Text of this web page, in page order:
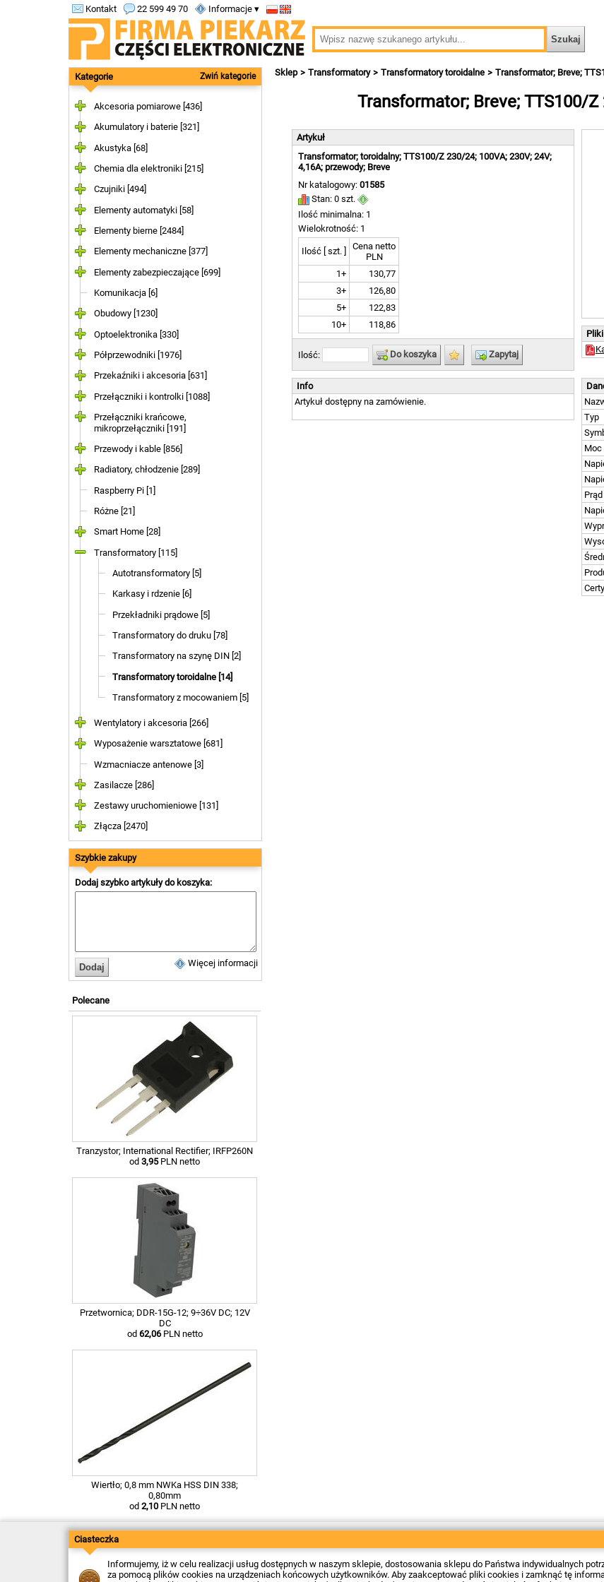
Kontakt 22 599 49 70 Informacje ▾
Kategorie Zwiń kategorie
Akcesoria pomiarowe [436]
Akumulatory i baterie [321]
Akustyka [68]
Chemia dla elektroniki [215]
Czujniki [494]
Elementy automatyki [58]
Elementy bierne [2484]
Elementy mechaniczne [377]
Elementy zabezpieczające [699]
Komunikacja [6]
Obudowy [1230]
Optoelektronika [330]
Półprzewodniki [1976]
Przekaźniki i akcesoria [631]
Przełączniki i kontrolki [1088]
Przełączniki krańcowe,
mikroprzełączniki [191]
Przewody i kable [856]
Radiatory, chłodzenie [289]
Raspberry Pi [1]
Różne [21]
Smart Home [28]
Transformatory [115]
Autotransformatory [5]
Karkasy i rdzenie [6]
Przekładniki prądowe [5]
Transformatory do druku [78]
Transformatory na szynę DIN [2]
Transformatory toroidalne [14]
Transformatory z mocowaniem [5]
Wentylatory i akcesoria [266]
Wyposażenie warsztatowe [681]
Wzmacniacze antenowe [3]
Zasilacze [286]
Zestawy uruchomieniowe [131]
Złącza [2470]
Szybkie zakupy
Dodaj szybko artykuły do koszyka:
Więcej informacji
Polecane
Tranzystor; International Rectifier; IRFP260N
od 3,95PLN netto
Przetwornica; DDR-15G-12; 9÷36V DC; 12V
DC
od 62,06PLN netto
Wiertło; 0,8 mm NWKa HSS DIN 338;
0,80mm
od 2,10 PLN netto
Sklep Transformatory Transformatory toroidalne Transformator; Breve;
Transformator; Breve; TTS100/Z
Artykuł
Transformator; toroidalny; TTS100/Z 230/24; 100VA; 230V; 24V;
4,16A; przewody; Breve
Nr katalogowy: 01585
Stan: 0 szt.
Ilość minimalna: 1
Wielokrotność: 1
Ilość [ szt. ]
Cena netto
PLN
1+
130,77
3+
126,80
5+
122,83
10+
118,86
Ilość: Do koszyka Zapytaj
Info
Artykuł dostępny na zamówienie.
Typ
Moc
Kontakt
Dostawa
Zwroty
Ciasteczka
Informujemy, iż w celu realizacji usług dostępnych w naszym sklepie, dostosowania sklepu do Państwa indywidualnych
za pomocą plików cookies na urządzeniach końcowych użytkowników. Aby zaakceptować pliki cookies i zamknąć tę